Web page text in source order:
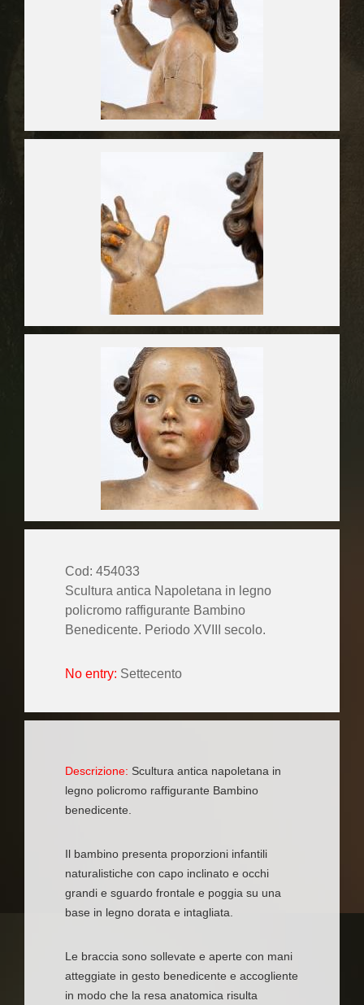
Cod: 454033
Scultura antica Napoletana in legno
policromo raffigurante Bambino
Benedicente. Periodo XVIII secolo.
No entry: Settecento
Descrizione: Scultura antica napoletana in
legno policromo raffigurante Bambino
benedicente.
Il bambino presenta proporzioni infantili
naturalistiche con capo inclinato e occhi
grandi e sguardo frontale e poggia su una
base in legno dorata e intagliata.
Le braccia sono sollevate e aperte con mani
atteggiate in gesto benedicente e accogliente
in modo che la resa anatomica risulta